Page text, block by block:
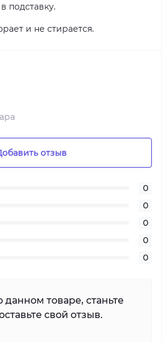
подставку.
и не стирается.
отзыв
0
0
0
0
0
данном товаре, станьте
свой отзыв.